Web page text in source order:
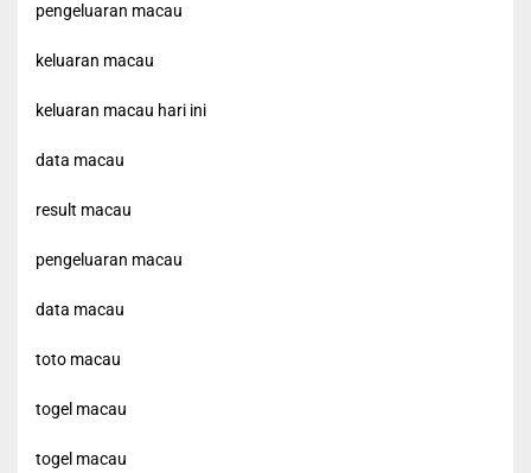
pengeluaran macau
keluaran macau
keluaran macau hari ini
data macau
result macau
pengeluaran macau
data macau
toto macau
togel macau
togel macau